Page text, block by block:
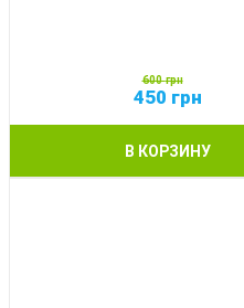
600грн
450 грн
В КОРЗИНУ